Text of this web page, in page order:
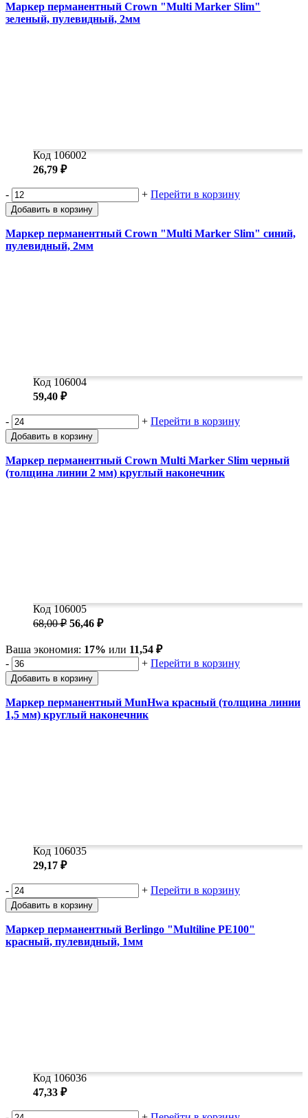
Маркер перманентный Crown "Multi Marker Slim"
зеленый, пулевидный, 2мм
Код 106002
26,79 ₽
- + Перейти в корзину
Добавить в корзину
Маркер перманентный Crown "Multi Marker Slim" синий,
пулевидный, 2мм
Код 106004
59,40 ₽
- + Перейти в корзину
Добавить в корзину
Маркер перманентный Crown Multi Marker Slim черный
(толщина линии 2 мм) круглый наконечник
Код 106005
68,00 ₽ 56,46 ₽
Ваша экономия: 17% или 11,54 ₽
-
+ Перейти в корзину
Добавить в корзину
Маркер перманентный MunHwa красный (толщина линии
1,5 мм) круглый наконечник
Код 106035
29,17 ₽
- + Перейти в корзину
Добавить в корзину
Маркер перманентный Berlingo "Multiline PE100"
красный, пулевидный, 1мм
Код 106036
47,33 ₽